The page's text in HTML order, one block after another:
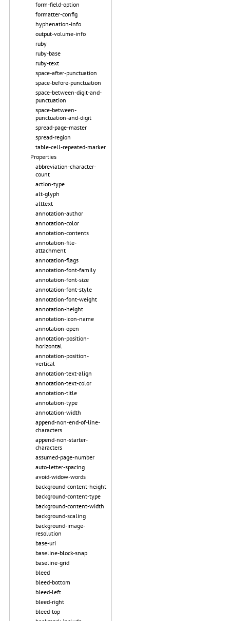
form-field-option
formatter-config
hyphenation-info
output-volume-info
ruby
ruby-base
ruby-text
space-after-punctuation
space-before-punctuation
space-between-digit-and-
punctuation
space-between-
punctuation-and-digit
spread-page-master
spread-region
table-cell-repeated-marker
Properties
abbreviation-character-
count
action-type
alt-glyph
alttext
annotation-author
annotation-color
annotation-contents
annotation-file-
attachment
annotation-flags
annotation-font-family
annotation-font-size
annotation-font-style
annotation-font-weight
annotation-height
annotation-icon-name
annotation-open
annotation-position-
horizontal
annotation-position-
vertical
annotation-text-align
annotation-text-color
annotation-title
annotation-type
annotation-width
append-non-end-of-line-
characters
append-non-starter-
characters
assumed-page-number
auto-letter-spacing
avoid-widow-words
background-content-height
background-content-type
background-content-width
background-scaling
background-image-
resolution
base-uri
baseline-block-snap
baseline-grid
bleed
bleed-bottom
bleed-left
bleed-right
bleed-top